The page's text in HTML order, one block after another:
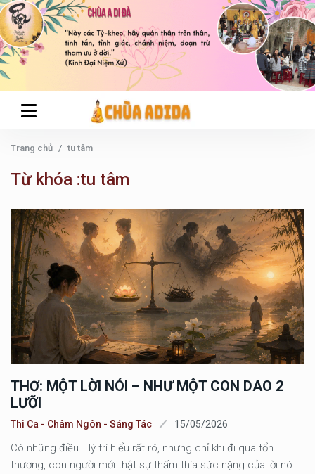
Trang chủ tu tâm
Từ khóa :tu tâm
THƠ: MỘT LỜI NÓI – NHƯ MỘT CON DAO 2
LƯỠI
Thi Ca - Châm Ngôn - Sáng Tác 15/05/2026
Có những điều… lý trí hiểu rất rõ, nhưng chỉ khi đi qua tổn
thương, con người mới thật sự thấm thía sức nặng của lời nó...